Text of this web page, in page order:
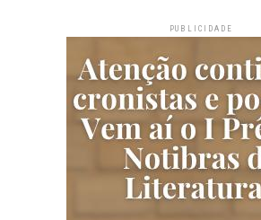
PUBLICIDADE